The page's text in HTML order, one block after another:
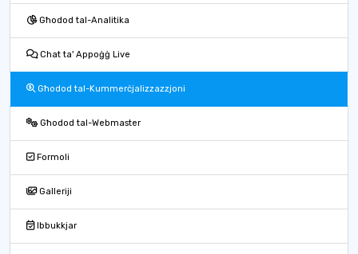
Għodod tal-Analitika
Chat ta' Appoġġ Live
Għodod tal-Kummerċjalizzazzjoni
Għodod tal-Webmaster
Formoli
Galleriji
Ibbukkjar